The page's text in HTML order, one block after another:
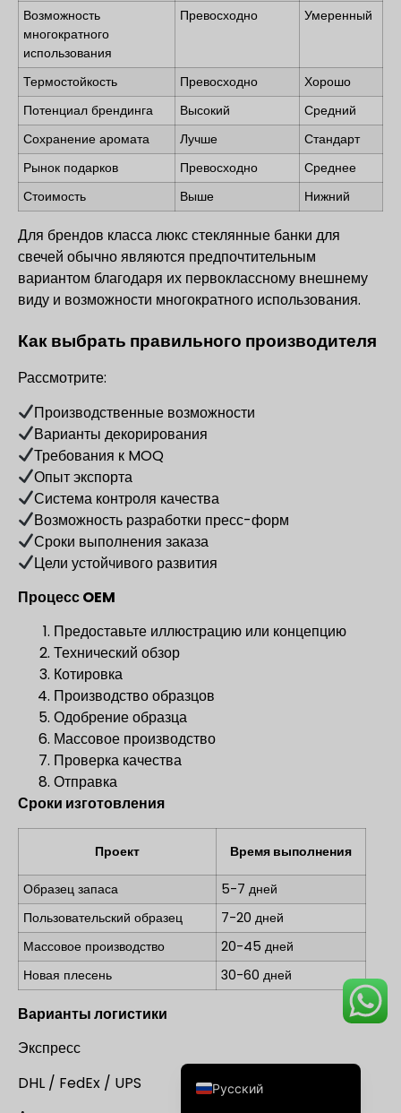
Возможность
многократного
использования
Превосходно Умеренный
Термостойкость Превосходно
Хорошо
Потенциал брендинга
Высокий
Средний
Сохранение аромата
Лучше
Стандарт
Рынок подарков
Превосходно
Среднее
Стоимость
Выше Нижний
Для брендов класса люкс стеклянные банки для
свечей обычно являются предпочтительным
вариантом благодаря их первоклассному внешнему
виду и возможности многократного использования.
Как выбрать правильного производителя
Рассмотрите:
Производственные возможности
Варианты декорирования
Требования к MOQ
Опыт экспорта
Система контроля качества
Возможность разработки пресс-форм
Сроки выполнения заказа
Цели устойчивого развития
Процесс OEM
Предоставьте иллюстрацию или концепцию
Технический обзор
Котировка
Производство образцов
Одобрение образца
Массовое производство
Проверка качества
Отправка
Сроки изготовления
Проект Время выполнения
Образец запаса
5-7 дней
Пользовательский образец
7-20 дней
Массовое производство
20-45 дней
Новая плесень
30-60 дней
Варианты логистики
Экспресс
DHL / FedEx / UPS
Русский
日本語
한국어
العربية
Français
Deutsch